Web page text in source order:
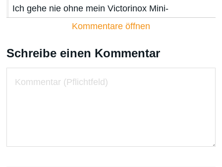
Ich gehe nie ohne mein Victorinox Mini-
Tadchenmesser aus dem Haus und nie ohne ein
Heuschnupfen, sondern auch als Not-Serviette,
Schweißtuch oder Verband, bei
Handverletzungen.
Schreibe einen Kommentar